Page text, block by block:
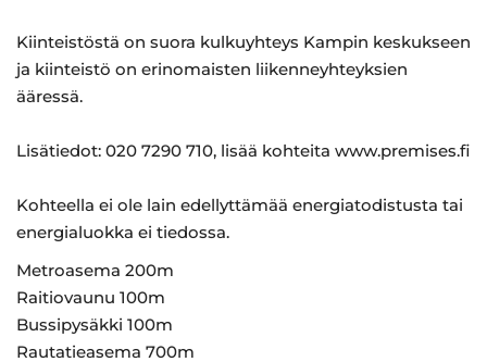
Kiinteistöstä on suora kulkuyhteys Kampin keskukseen
ja kiinteistö on erinomaisten liikenneyhteyksien
ääressä.
Lisätiedot: 020 7290 710, lisää kohteita www.premises.fi
Kohteella ei ole lain edellyttämää energiatodistusta tai
energialuokka ei tiedossa.
Metroasema 200m
Raitiovaunu 100m
Bussipysäkki 100m
Rautatieasema 700m